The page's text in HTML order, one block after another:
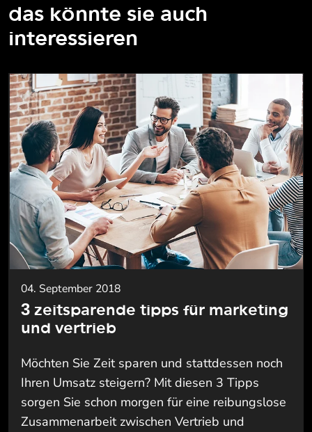
das könnte sie auch
interessieren
04. September 2018
3 zeitsparende tipps für marketing
und vertrieb
Möchten Sie Zeit sparen und stattdessen noch
Ihren Umsatz steigern? Mit diesen 3 Tipps
sorgen Sie schon morgen für eine reibungslose
Zusammenarbeit zwischen Vertrieb und